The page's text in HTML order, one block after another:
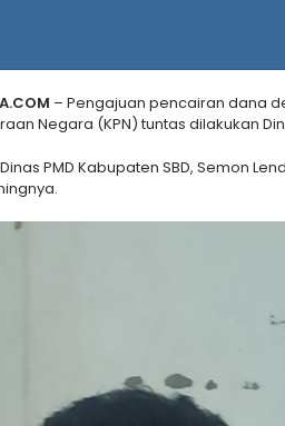
– Pengajuan pencairan dana
Negara (KPN) tuntas dilakukan
PMD Kabupaten SBD, Semon